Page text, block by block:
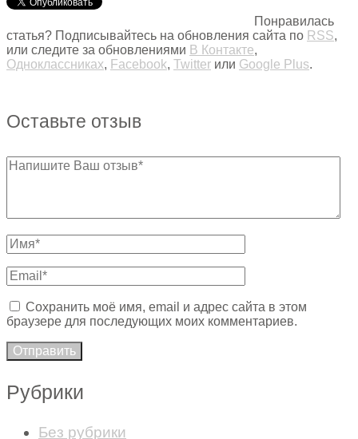
Понравилась
статья? Подписывайтесь на обновления сайта по RSS,
или следите за обновлениями В Контакте,
Одноклассниках, Facebook, Twitter или Google Plus.
Оставьте отзыв
Сохранить моё имя, email и адрес сайта в этом
браузере для последующих моих комментариев.
Рубрики
Без рубрики